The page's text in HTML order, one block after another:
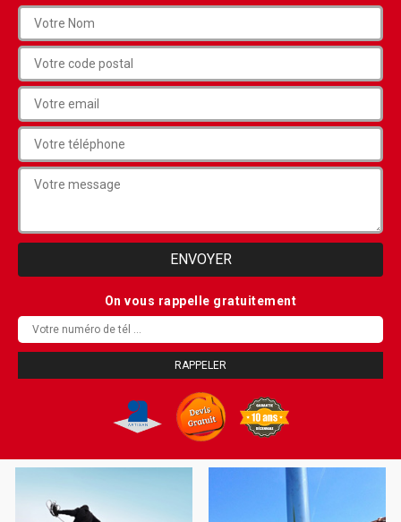
On vous rappelle gratuitement